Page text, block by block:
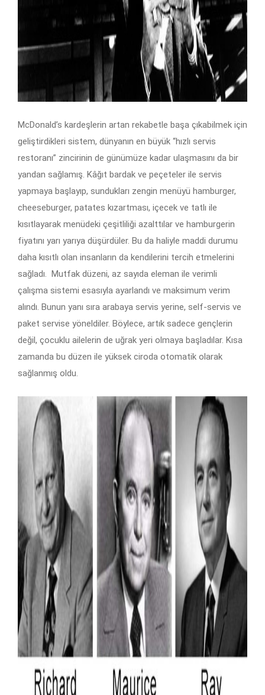
McDonald’s kardeşlerin artan rekabetle başa çıkabilmek için
geliştirdikleri sistem, dünyanın en büyük “hızlı servis
restoranı” zincirinin de günümüze kadar ulaşmasını da bir
yandan sağlamış. Kâğıt bardak ve peçeteler ile servis
yapmaya başlayıp, sundukları zengin menüyü hamburger,
cheeseburger, patates kızartması, içecek ve tatlı ile
kısıtlayarak menüdeki çeşitliliği azalttılar ve hamburgerin
fiyatını yarı yarıya düşürdüler. Bu da haliyle maddi durumu
daha kısıtlı olan insanların da kendilerini tercih etmelerini
sağladı. Mutfak düzeni, az sayıda eleman ile verimli
çalışma sistemi esasıyla ayarlandı ve maksimum verim
alındı. Bunun yanı sıra arabaya servis yerine, self-servis ve
paket servise yöneldiler. Böylece, artık sadece gençlerin
değil, çocuklu ailelerin de uğrak yeri olmaya başladılar. Kısa
zamanda bu düzen ile yüksek ciroda otomatik olarak
sağlanmış oldu.